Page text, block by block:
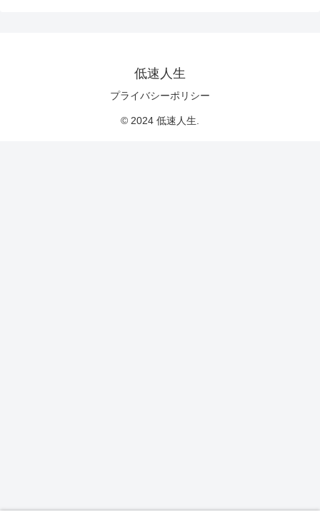
低速人生
プライバシーポリシー
© 2024 低速人生.